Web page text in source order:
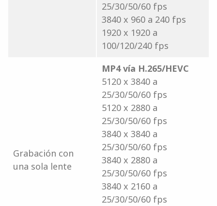
25/30/50/60 fps
3840 x 960 a 240 fps
1920 x 1920 a
100/120/240 fps
Grabación con
una sola lente
MP4 vía H.265/HEVC
5120 x 3840 a
25/30/50/60 fps
5120 x 2880 a
25/30/50/60 fps
3840 x 3840 a
25/30/50/60 fps
3840 x 2880 a
25/30/50/60 fps
3840 x 2160 a
25/30/50/60 fps